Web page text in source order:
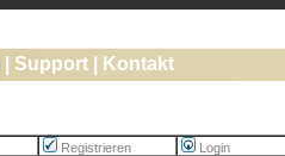
Support Kontakt
Registrieren Login